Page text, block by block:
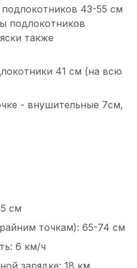
43-55 см
подлокотников
также
41 см (на всю
- внушительные 7см,
см
точкам): 65-74 см
6 км/ч